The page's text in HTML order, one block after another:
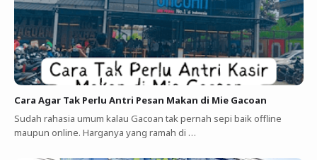
Cara Agar Tak Perlu Antri Pesan Makan di Mie Gacoan
Sudah rahasia umum kalau Gacoan tak pernah sepi baik offline
maupun online. Harganya yang ramah di …